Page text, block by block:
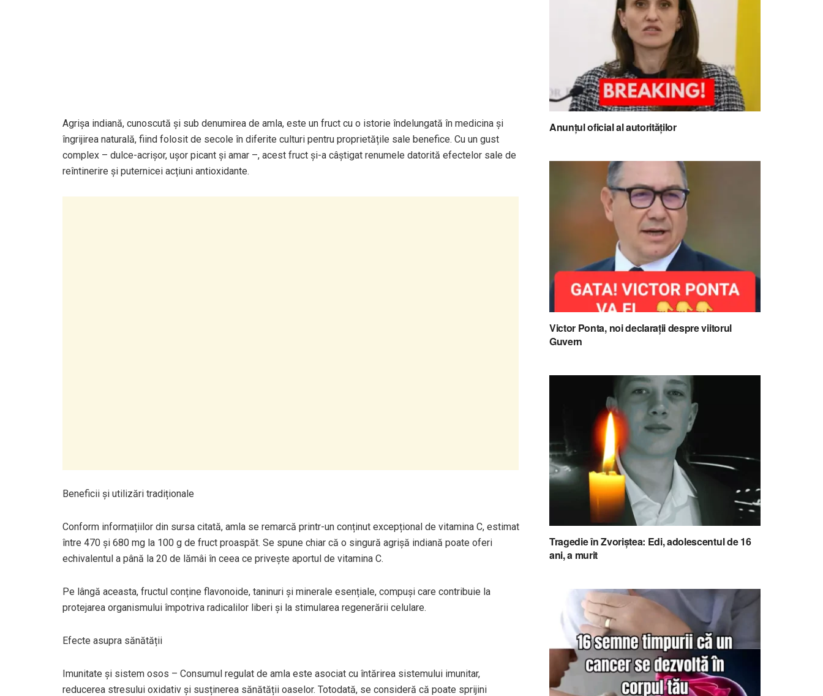
Agrișa indiană, cunoscută și sub denumirea de amla, este un fruct cu o istorie îndelungată în medicina și
îngrijirea naturală, fiind folosit de secole în diferite culturi pentru proprietățile sale benefice. Cu un gust
complex – dulce-acrișor, ușor picant și amar –, acest fruct și-a câștigat renumele datorită efectelor sale de
reîntinerire și puternicei acțiuni antioxidante.
Beneficii și utilizări tradiționale
Conform informațiilor din sursa citată, amla se remarcă printr-un conținut excepțional de vitamina C, estimat
între 470 și 680 mg la 100 g de fruct proaspăt. Se spune chiar că o singură agrișă indiană poate oferi
echivalentul a până la 20 de lămâi în ceea ce privește aportul de vitamina C.
Pe lângă aceasta, fructul conține flavonoide, taninuri și minerale esențiale, compuși care contribuie la
protejarea organismului împotriva radicalilor liberi și la stimularea regenerării celulare.
Efecte asupra sănătății
Imunitate și sistem osos – Consumul regulat de amla este asociat cu întărirea sistemului imunitar,
reducerea stresului oxidativ și susținerea sănătății oaselor. Totodată, se consideră că poate sprijini
Anunțul oficial al autorităților
Victor Ponta, noi declarații despre viitorul
Guvern
Tragedie în Zvoriștea: Edi, adolescentul de 16
ani, a murit